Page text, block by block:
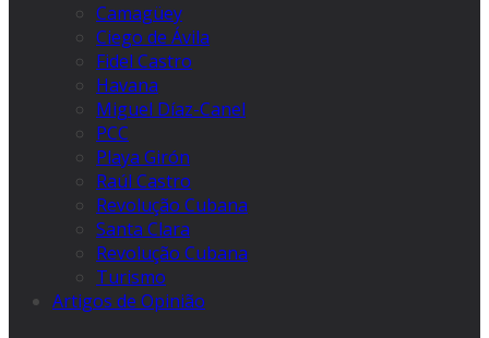
Camagüey
Ciego de Ávila
Fidel Castro
Havana
Miguel Díaz-Canel
PCC
Playa Girón
Raúl Castro
Revolução Cubana
Santa Clara
Revolução Cubana
Turismo
Artigos de Opinião